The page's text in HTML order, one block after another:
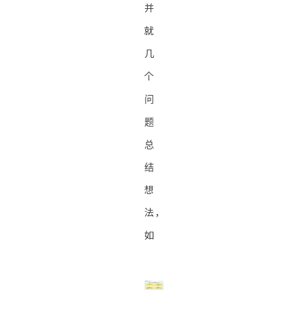
并
就
几
个
问
题
总
结
想
法，
如